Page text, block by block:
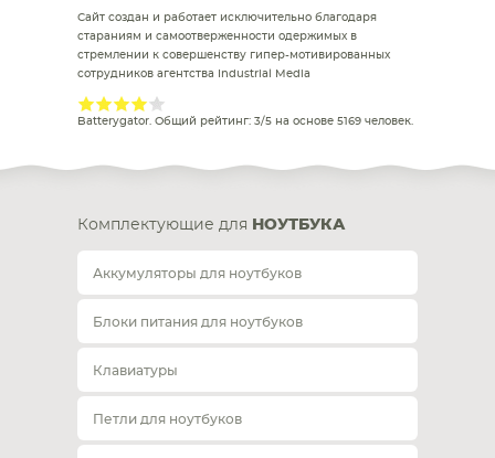
Сайт создан и работает исключительно благодаря
стараниям и самоотверженности одержимых в
стремлении к совершенству гипер-мотивированных
сотрудников агентства Industrial Media
Batterygator. Общий рейтинг: 3/5 на основе 5169 человек.
Комплектующие для НОУТБУКА
Аккумуляторы для ноутбуков
Блоки питания для ноутбуков
Клавиатуры
Петли для ноутбуков